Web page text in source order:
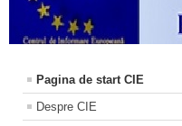
Pagina de start CIE
Despre CIE